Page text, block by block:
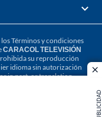
PUBLICIDAD
losTérminos y condiciones
CARACOL TELEVISIÓN
su reproducción
idioma sin autorización
in part, or translation